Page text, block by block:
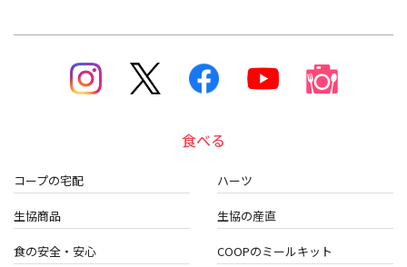
食べる
コープの宅配 ハーツ
生協商品 生協の産直
食の安全・安心 COOPのミールキット